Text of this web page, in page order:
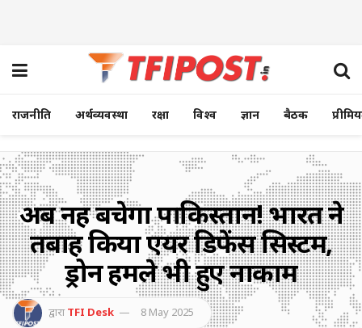
राजनीति अर्थव्यवस्था रक्षा विश्व ज्ञान बैठक
अब नहीं बचेगा पाकिस्तान! भारत ने
तबाह किया एयर डिफेंस सिस्टम,
ड्रोन हमले भी हुए नाकाम
द्वारा TFI Desk 8 May 2025